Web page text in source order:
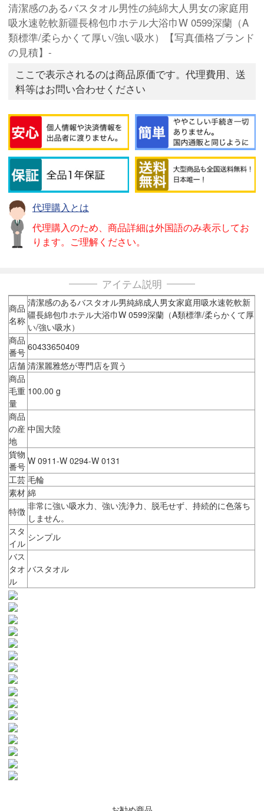
清潔感のあるバスタオル男性の純綿大人男女の家庭用
吸水速乾軟新疆長棉包巾ホテル大浴巾W 0599深蘭（A
類標準/柔らかくて厚い/強い吸水）【写真価格ブランド
の見積】-
ここで表示されるのは商品原価です。代理費用、送
料等はお問い合わせください
代理購入とは
代理購入のため、商品詳細は外国語のみ表示してお
ります。ご理解ください。
アイテム説明
商品
名称
清潔感のあるバスタオル男純綿成人男女家庭用吸水速乾軟新
疆長綿包巾ホテル大浴巾W 0599深蘭（A類標準/柔らかくて厚
い/強い吸水）
商品
番号 60433650409
店舗 清潔麗雅悠が専門店を買う
商品
毛重
量
100.00 g
商品
の産
地
中国大陸
貨物
番号 W 0911-W 0294-W 0131
工芸 毛輪
素材 綿
特徴 非常に強い吸水力、強い洗浄力、脱毛せず、持続的に色落ち
しません。
スタ
イル
シンプル
バス
タオ
ル
バスタオル